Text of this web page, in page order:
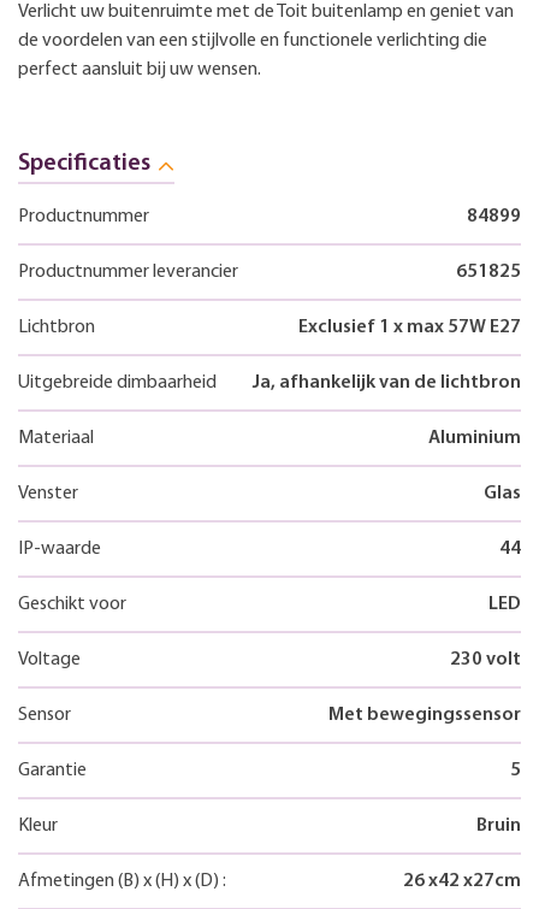
Verlicht uw buitenruimte met de Toit buitenlamp en geniet van
de voordelen van een stijlvolle en functionele verlichting die
perfect aansluit bij uw wensen.
Specificaties
Productnummer 84899
Productnummer leverancier 651825
Lichtbron Exclusief 1 x max 57W E27
Uitgebreide dimbaarheid Ja, afhankelijk van de lichtbron
Materiaal Aluminium
Venster Glas
IP-waarde 44
Geschikt voor LED
Voltage 230 volt
Sensor Met bewegingssensor
Garantie 5
Kleur Bruin
Afmetingen (B) x(H) x(D) : 26x42 x27cm